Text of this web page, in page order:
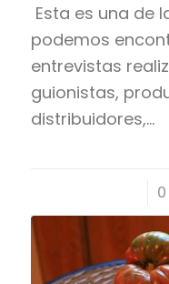
Esta es una de
podemos
entrevistas
guionistas,
distribuidores,…